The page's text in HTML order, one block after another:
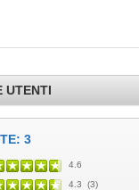
UTENTI
3
4.6
4.3 (3)